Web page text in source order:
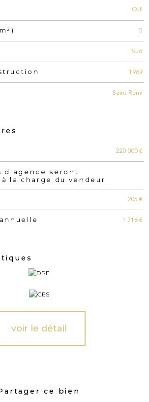
OUI
5
Sud
1969
Saint-Remi
220 000 €
d'agence seront
la charge du vendeur
205 €
1 716 €
voir le détail
ce bien